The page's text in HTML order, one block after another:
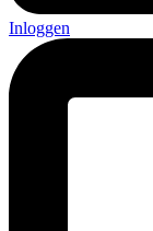
Inloggen